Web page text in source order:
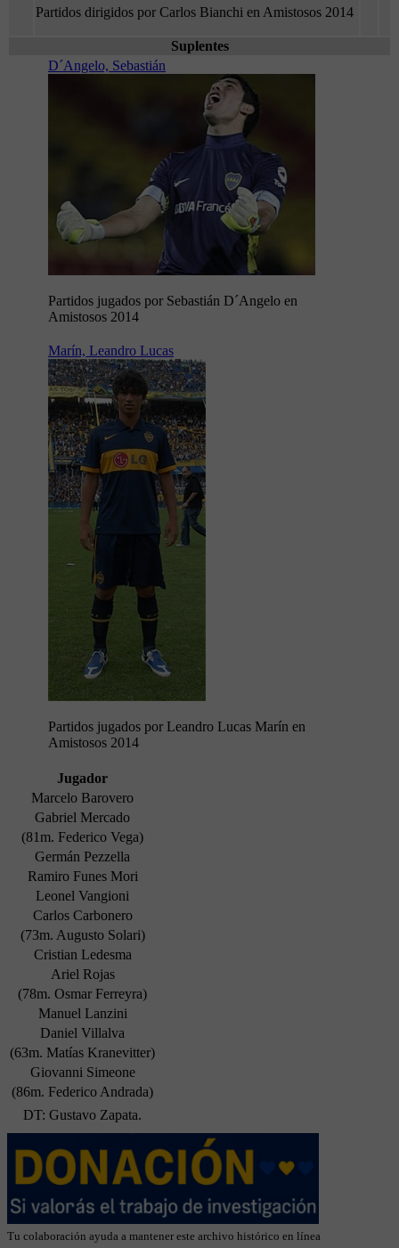
Partidos dirigidos por Carlos Bianchi en Amistosos 2014
Suplentes
D´Angelo, Sebastián
Partidos jugados por Sebastián D´Angelo en
Amistosos 2014
Marín, Leandro Lucas
Partidos jugados por Leandro Lucas Marín en
Amistosos 2014
Jugador
Marcelo Barovero
Gabriel Mercado
(81m. Federico Vega)
Germán Pezzella
Ramiro Funes Mori
Leonel Vangioni
Carlos Carbonero
(73m. Augusto Solari)
Cristian Ledesma
Ariel Rojas
(78m. Osmar Ferreyra)
Manuel Lanzini
Daniel Villalva
(63m. Matías Kranevitter)
Giovanni Simeone
(86m. Federico Andrada)
DT: Gustavo Zapata.
Tu colaboración ayuda a mantener este archivo histórico en línea